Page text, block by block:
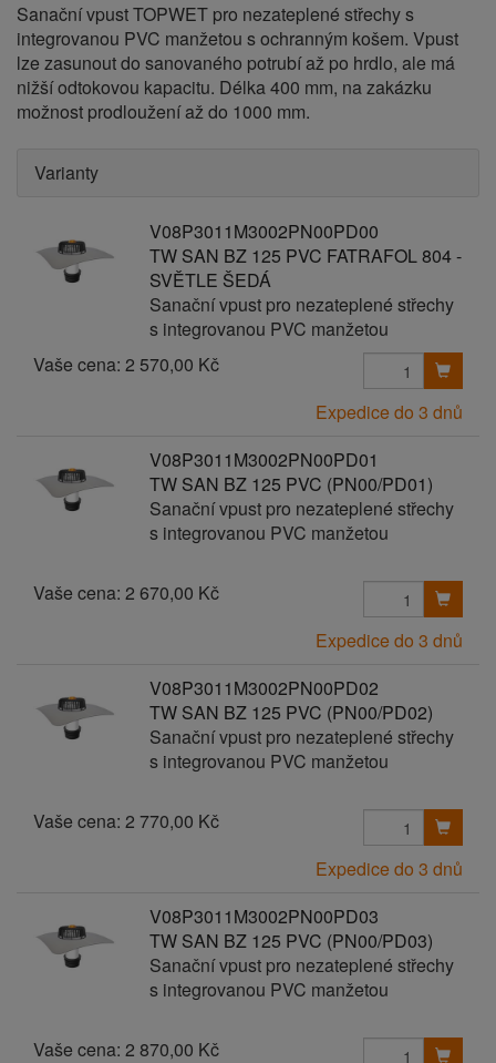
Sanační vpust TOPWET pro nezateplené střechy s
integrovanou PVC manžetou s ochranným košem. Vpust
lze zasunout do sanovaného potrubí až po hrdlo, ale má
nižší odtokovou kapacitu. Délka 400 mm, na zakázku
možnost prodloužení až do 1000 mm.
Varianty
V08P3011M3002PN00PD00
TW SAN BZ 125 PVC FATRAFOL 804 -
SVĚTLE ŠEDÁ
Sanační vpust pro nezateplené střechy
s integrovanou PVC manžetou
Vaše cena: 2 570,00 Kč
Expedice do 3 dnů
V08P3011M3002PN00PD01
TW SAN BZ 125 PVC (PN00/PD01)
Sanační vpust pro nezateplené střechy
s integrovanou PVC manžetou
Vaše cena: 2 670,00 Kč
Expedice do 3 dnů
V08P3011M3002PN00PD02
TW SAN BZ 125 PVC (PN00/PD02)
Sanační vpust pro nezateplené střechy
s integrovanou PVC manžetou
Vaše cena: 2 770,00 Kč
Expedice do 3 dnů
V08P3011M3002PN00PD03
TW SAN BZ 125 PVC (PN00/PD03)
Sanační vpust pro nezateplené střechy
s integrovanou PVC manžetou
Vaše cena: 2 870,00 Kč